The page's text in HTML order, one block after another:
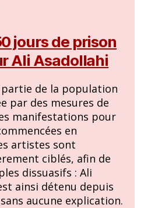
jours de prison
Ali Asadollahi
partie de la population
par des mesures de
manifestations pour
en
artistes sont
ciblés, afin de
dissuasifs : Ali
ainsi détenu depuis
aucune explication.